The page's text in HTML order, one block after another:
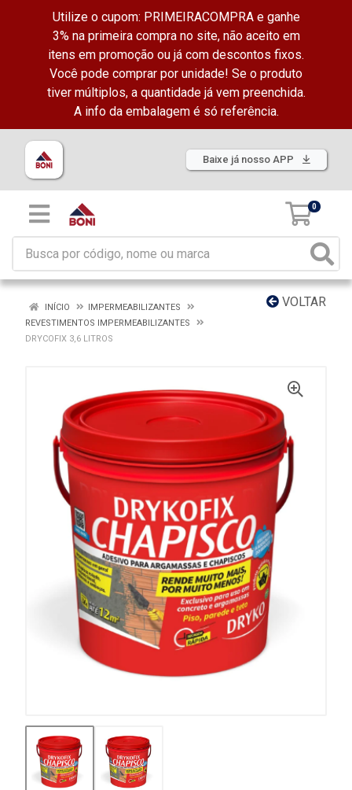
Utilize o cupom: PRIMEIRACOMPRA e ganhe
3% na primeira compra no site, não aceito em
itens em promoção ou já com descontos fixos.
Você pode comprar por unidade! Se o produto
tiver múltiplos, a quantidade já vem preenchida.
A info da embalagem é só referência.
Baixe já nosso APP
0
VOLTAR
INÍCIO
IMPERMEABILIZANTES
REVESTIMENTOS IMPERMEABILIZANTES
DRYCOFIX 3,6 LITROS